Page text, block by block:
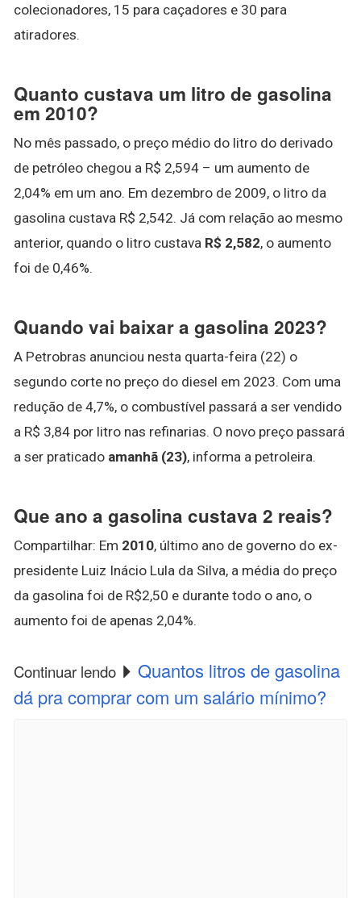
colecionadores, 15 para caçadores e 30 para
atiradores.
Quanto custava um litro de gasolina
em 2010?
No mês passado, o preço médio do litro do derivado
de petróleo chegou a R$ 2,594 – um aumento de
2,04% em um ano. Em dezembro de 2009, o litro da
gasolina custava R$ 2,542. Já com relação ao mesmo
anterior, quando o litro custava R$ 2,582, o aumento
foi de 0,46%.
Quando vai baixar a gasolina 2023?
A Petrobras anunciou nesta quarta-feira (22) o
segundo corte no preço do diesel em 2023. Com uma
redução de 4,7%, o combustível passará a ser vendido
a R$ 3,84 por litro nas refinarias. O novo preço passará
a ser praticado amanhã (23), informa a petroleira.
Que ano a gasolina custava 2 reais?
Compartilhar: Em 2010, último ano de governo do ex-
presidente Luiz Inácio Lula da Silva, a média do preço
da gasolina foi de R$2,50 e durante todo o ano, o
aumento foi de apenas 2,04%.
Continuar lendo
Quantos litros de gasolina
dá pra comprar com um salário mínimo?